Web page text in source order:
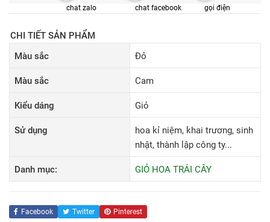
chat zalo chat facebook gọi điện
CHI TIẾT SẢN PHẨM
Màu sắc
Đỏ
Màu sắc Cam
Kiểu dáng Giỏ
Sử dụng
hoa kỉ niệm, khai trương, sinh
nhật, thành lập công ty...
Danh mục: GIỎ HOA TRÁI CÂY
Facebook Twitter Pinterest